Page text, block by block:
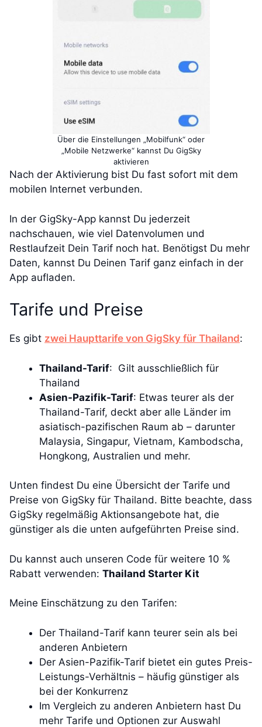
Über die Einstellungen „Mobilfunk“ oder
„Mobile Netzwerke“ kannst Du GigSky
aktivieren
Nach der Aktivierung bist Du fast sofort mit dem
mobilen Internet verbunden.
In der GigSky-App kannst Du jederzeit
nachschauen, wie viel Datenvolumen und
Restlaufzeit Dein Tarif noch hat. Benötigst Du mehr
Daten, kannst Du Deinen Tarif ganz einfach in der
App aufladen.
Tarife und Preise
Es gibt zwei Haupttarife von GigSky für Thailand:
Thailand-Tarif: Gilt ausschließlich für
Thailand
Asien-Pazifik-Tarif: Etwas teurer als der
Thailand-Tarif, deckt aber alle Länder im
asiatisch-pazifischen Raum ab – darunter
Malaysia, Singapur, Vietnam, Kambodscha,
Hongkong, Australien und mehr.
Unten findest Du eine Übersicht der Tarife und
Preise von GigSky für Thailand. Bitte beachte, dass
GigSky regelmäßig Aktionsangebote hat, die
günstiger als die unten aufgeführten Preise sind.
Du kannst auch unseren Code für weitere 10 %
Rabatt verwenden: Thailand Starter Kit
Meine Einschätzung zu den Tarifen:
Der Thailand-Tarif kann teurer sein als bei
anderen Anbietern
Der Asien-Pazifik-Tarif bietet ein gutes Preis-
Leistungs-Verhältnis – häufig günstiger als
bei der Konkurrenz
Im Vergleich zu anderen Anbietern hast Du
mehr Tarife und Optionen zur Auswahl